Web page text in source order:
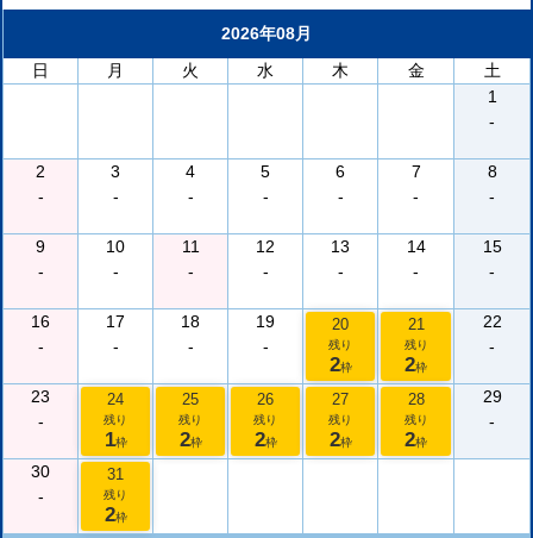
2026年08月
日
月 火 水 木 金
土
1
-
2
-
3
-
4
-
5
-
6
-
7
-
8
-
9
-
10
-
11
-
12
-
13
-
14
-
15
-
16
-
17
-
18
-
19
-
20
残り
2枠
21
残り
2枠
22
-
23
-
24
残り
1枠
25
残り
2枠
26
残り
2枠
27
残り
2枠
28
残り
2枠
29
-
30
-
31
残り
2枠